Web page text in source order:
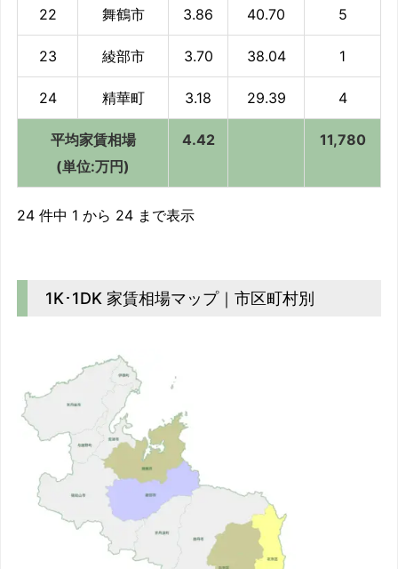
22 舞鶴市 3.86 40.70 5
23 綾部市 3.70 38.04 1
24 精華町 3.18 29.39 4
平均家賃相場
(単位:万円)
4.42 11,780
24 件中 1 から 24 まで表示
1K･1DK 家賃相場マップ｜市区町村別